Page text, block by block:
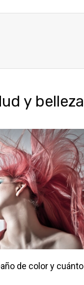
y belleza
de color y cuánto